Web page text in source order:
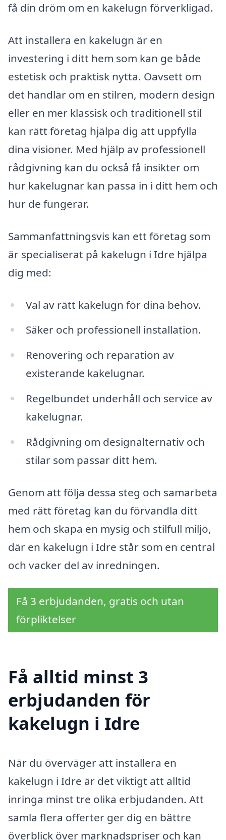
få din dröm om en kakelugn förverkligad.
Att installera en kakelugn är en
investering i ditt hem som kan ge både
estetisk och praktisk nytta. Oavsett om
det handlar om en stilren, modern design
eller en mer klassisk och traditionell stil
kan rätt företag hjälpa dig att uppfylla
dina visioner. Med hjälp av professionell
rådgivning kan du också få insikter om
hur kakelugnar kan passa in i ditt hem och
hur de fungerar.
Sammanfattningsvis kan ett företag som
är specialiserat på kakelugn i Idre hjälpa
dig med:
Val av rätt kakelugn för dina behov.
Säker och professionell installation.
Renovering och reparation av
existerande kakelugnar.
Regelbundet underhåll och service av
kakelugnar.
Rådgivning om designalternativ och
stilar som passar ditt hem.
Genom att följa dessa steg och samarbeta
med rätt företag kan du förvandla ditt
hem och skapa en mysig och stilfull miljö,
där en kakelugn i Idre står som en central
och vacker del av inredningen.
Få 3 erbjudanden, gratis och utan
förpliktelser
Få alltid minst 3
erbjudanden för
kakelugn i Idre
När du överväger att installera en
kakelugn i Idre är det viktigt att alltid
inringa minst tre olika erbjudanden. Att
samla flera offerter ger dig en bättre
överblick över marknadspriser och kan